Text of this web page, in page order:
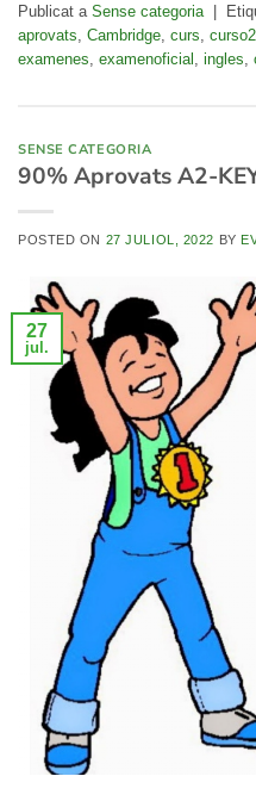
Publicat a Sense categoria
aprovats Cambridge curs
examenes examenoficial ingles
SENSE CATEGORIA
90% Aprovats A2-
POSTED ON 27 JULIOL, 2022 BY
27
jul.